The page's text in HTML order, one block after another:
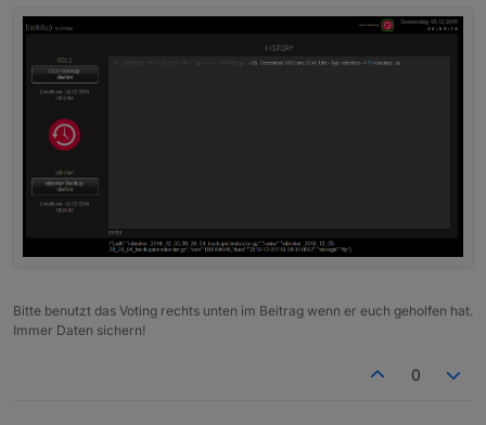
Bitte benutzt das Voting rechts unten im Beitrag wenn er euch geholfen hat.
Immer Daten sichern!
0